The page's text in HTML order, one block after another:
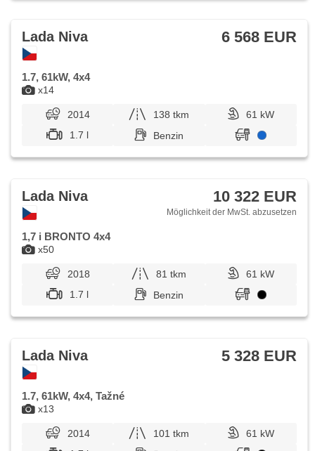
x14
Lada Niva 6 568 EUR
1.7, 61kW, 4x4
2014 138 tkm
61 kW
1.7 l
Benzin
x50
Lada Niva 10 322 EUR
Möglichkeit der MwSt. abzusetzen
1,7 i BRONTO 4x4
2018 81 tkm
61 kW
1.7 l
Benzin
x13
Lada Niva 5 328 EUR
1.7, 61kW, 4x4, Tažné
2014 101 tkm
61 kW